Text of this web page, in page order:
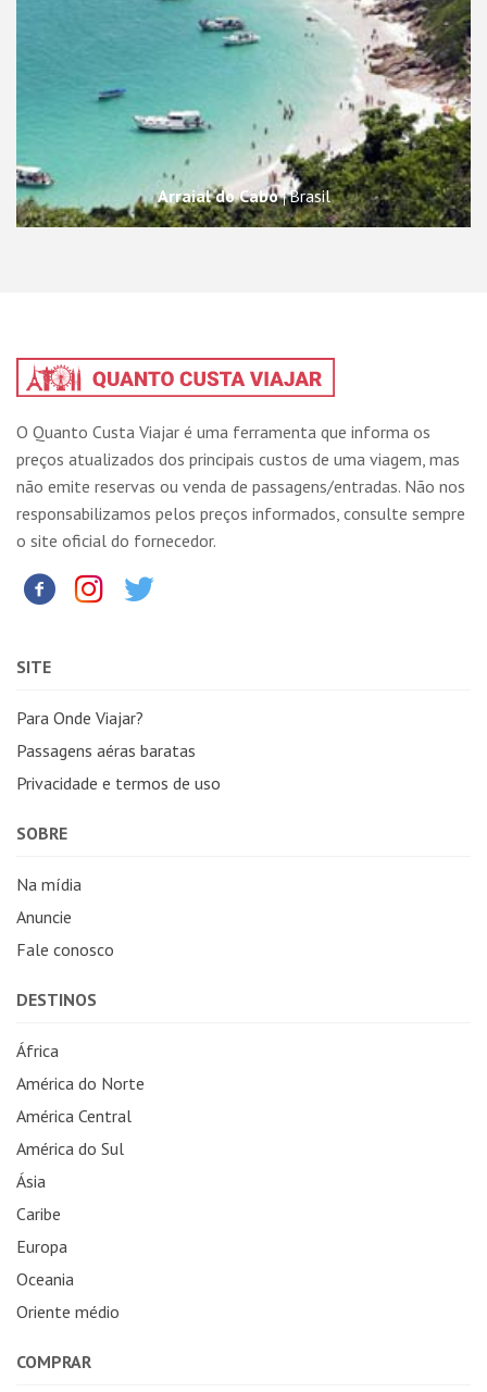
Arraial do Cabo Brasil
O Quanto Custa Viajar é uma ferramenta que informa os
preços atualizados dos principais custos de uma viagem, mas
não emite reservas ou venda de passagens/entradas. Não nos
responsabilizamos pelos preços informados, consulte sempre
o site oficial do fornecedor.
SITE
Para Onde Viajar?
Passagens aéras baratas
Privacidade e termos de uso
SOBRE
Na mídia
Anuncie
Fale conosco
DESTINOS
África
América do Norte
América Central
América do Sul
Ásia
Caribe
Europa
Oceania
Oriente médio
COMPRAR